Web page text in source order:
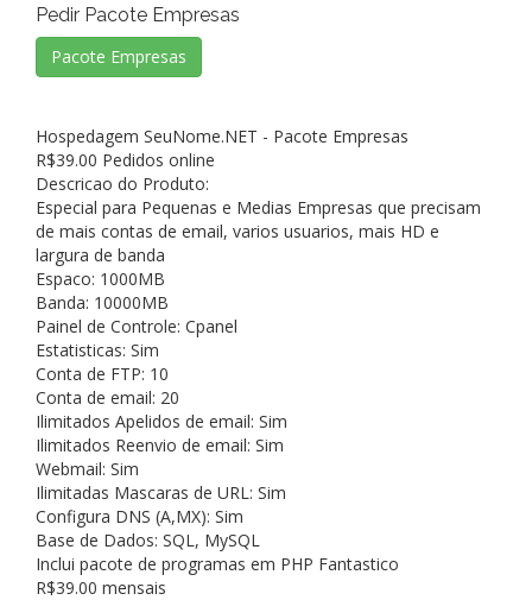
Pedir Pacote Empresas
Hospedagem SeuNome.NET - Pacote Empresas
R$39.00 Pedidos online
Descricao do Produto:
Especial para Pequenas e Medias Empresas que precisam
de mais contas de email, varios usuarios, mais HD e
largura de banda
Espaco: 1000MB
Banda: 10000MB
Painel de Controle: Cpanel
Estatisticas: Sim
Conta de FTP: 10
Conta de email: 20
Ilimitados Apelidos de email: Sim
Ilimitados Reenvio de email: Sim
Webmail: Sim
Ilimitadas Mascaras de URL: Sim
Configura DNS (A,MX): Sim
Base de Dados: SQL, MySQL
Inclui pacote de programas em PHP Fantastico
R$39.00 mensais